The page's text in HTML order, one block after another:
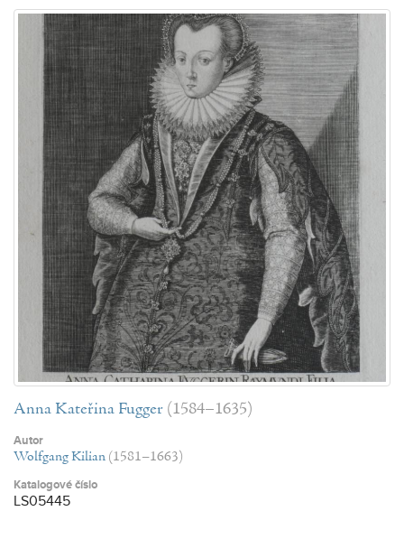
Anna Kateřina Fugger (1584–1635)
Autor
Wolfgang Kilian (1581–1663)
Katalogové číslo
LS05445